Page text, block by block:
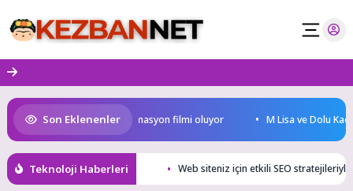
to
content
Son Eklenenler
ilk IMAX® animasyon filmi oluyor M Lisa ve Dolu Kadehi
Teknoloji Haberleri Web siteniz için etkili SEO stratejileriyle